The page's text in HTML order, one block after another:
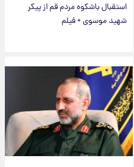
استقبال باشکوه مردم قم از پیکر
شهید موسوی + فیلم